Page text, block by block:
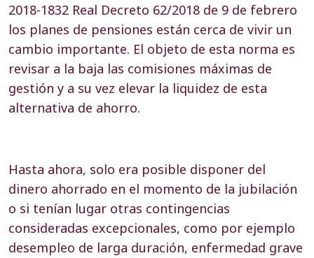
2018-1832 Real Decreto 62/2018 de 9 de febrero
los planes de pensiones están cerca de vivir un
cambio importante. El objeto de esta norma es
revisar a la baja las comisiones máximas de
gestión y a su vez elevar la liquidez de esta
alternativa de ahorro.
Hasta ahora, solo era posible disponer del
dinero ahorrado en el momento de la jubilación
o si tenían lugar otras contingencias
consideradas excepcionales, como por ejemplo
desempleo de larga duración, enfermedad grave